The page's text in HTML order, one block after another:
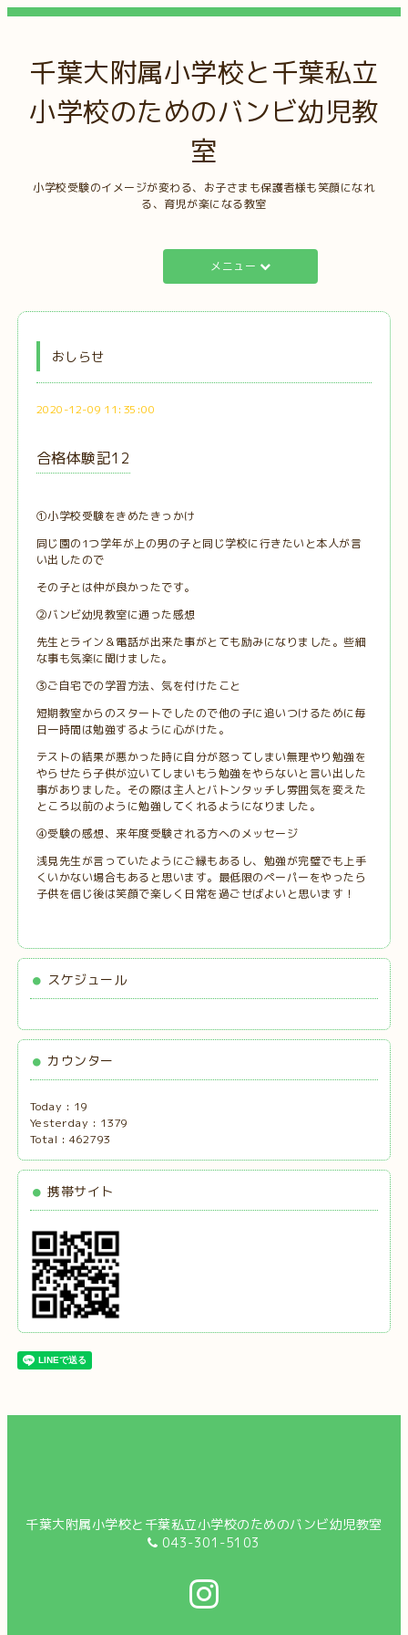
千葉大附属小学校と千葉私立
小学校のためのバンビ幼児教
室
小学校受験のイメージが変わる、お子さまも保護者様も笑顔になれ
る、育児が楽になる教室
メニュー
おしらせ
2020-12-09 11:35:00
合格体験記12
①小学校受験をきめたきっかけ
同じ園の1つ学年が上の男の子と同じ学校に行きたいと本人が言
い出したので
その子とは仲が良かったです。
②バンビ幼児教室に通った感想
先生とライン＆電話が出来た事がとても励みになりました。些細
な事も気楽に聞けました。
③ご自宅での学習方法、気を付けたこと
短期教室からのスタートでしたので他の子に追いつけるために毎
日一時間は勉強するように心がけた。
テストの結果が悪かった時に自分が怒ってしまい無理やり勉強を
やらせたら子供が泣いてしまいもう勉強をやらないと言い出した
事がありました。その際は主人とバトンタッチし雰囲気を変えた
ところ以前のように勉強してくれるようになりました。
④受験の感想、来年度受験される方へのメッセージ
浅見先生が言っていたようにご縁もあるし、勉強が完璧でも上手
くいかない場合もあると思います。最低限のペーパーをやったら
子供を信じ後は笑顔で楽しく日常を過ごせばよいと思います！
スケジュール
カウンター
Today : 19
Yesterday : 1379
Total : 462793
携帯サイト
千葉大附属小学校と千葉私立小学校のためのバンビ幼児教室
043-301-5103